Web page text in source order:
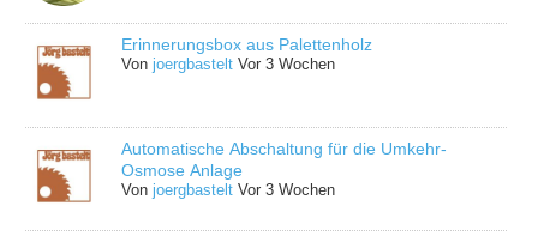
Erinnerungsbox aus Palettenholz
Vonjoergbastelt Vor 3 Wochen
Automatische Abschaltung für die Umkehr-
Osmose Anlage
Vonjoergbastelt Vor 3 Wochen